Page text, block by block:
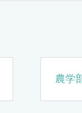
農学